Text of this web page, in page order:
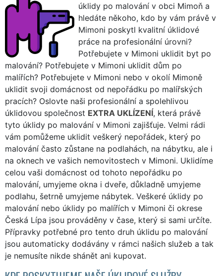
úklidy po malování v obci Mimoň a
hledáte někoho, kdo by vám právě v
Mimoni poskytl kvalitní úklidové
práce na profesionální úrovni?
Potřebujete v Mimoni uklidit byt po
malování? Potřebujete v Mimoni uklidit dům po
malířích? Potřebujete v Mimoni nebo v okolí Mimoně
uklidit svoji domácnost od nepořádku po malířských
pracích? Oslovte naši profesionální a spolehlivou
úklidovou společnost EXTRA UKLÍZENÍ, která právě
tyto úklidy po malování v Mimoni zajišťuje. Velmi rádi
vám pomůžeme uklidit veškerý nepořádek, který po
malování často zůstane na podlahách, na nábytku, ale i
na oknech ve vašich nemovitostech v Mimoni. Uklidíme
celou vaši domácnost od tohoto nepořádku po
malování, umyjeme okna i dveře, důkladně umyjeme
podlahu, šetrně umyjeme nábytek. Veškeré úklidy po
malování nebo úklidy po malířích v Mimoni či okrese
Česká Lípa jsou prováděny v čase, který si sami určíte.
Přípravky potřebné pro tento druh úklidu po malování
jsou automaticky dodávány v rámci našich služeb a tak
je nemusíte nikde shánět ani kupovat.